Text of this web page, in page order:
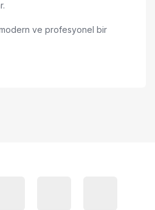
modern ve profesyonel bir